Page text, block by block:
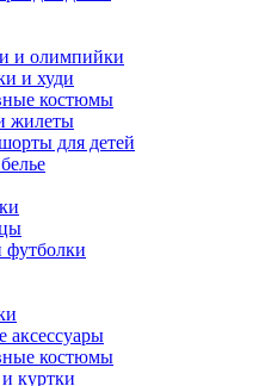
и олимпийки
и худи
костюмы
жилеты
для детей
аксессуары
костюмы
куртки